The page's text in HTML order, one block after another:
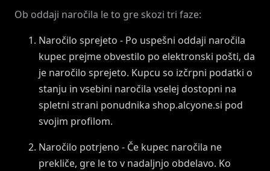
Ob oddaji naročila le to gre skozi tri faze:
Naročilo sprejeto - Po uspešni oddaji naročila
kupec prejme obvestilo po elektronski pošti, da
je naročilo sprejeto. Kupcu so izčrpni podatki o
stanju in vsebini naročila vselej dostopni na
spletni strani ponudnika shop.alcyone.si pod
svojim profilom.
Naročilo potrjeno - Če kupec naročila ne
prekliče, gre le to v nadaljnjo obdelavo. Ko